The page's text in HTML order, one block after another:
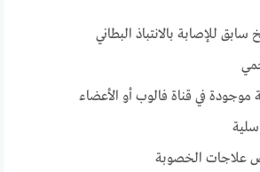
سابق للإصابة بالانتباذ البطاني
موجودة في قناة فالوب أو الأعضاء
علاجات الخصوبة